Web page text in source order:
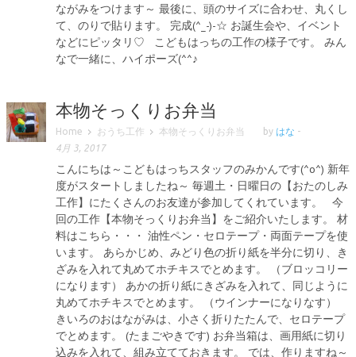
ながみをつけます～ 最後に、頭のサイズに合わせ、丸くし
て、のりで貼ります。 完成(^_-)-☆ お誕生会や、イベント
などにピッタリ♡ こどもはっちの工作の様子です。 みん
なで一緒に、ハイポーズ(^^♪
本物そっくりお弁当
Home おうち工作 本物そっくりお弁当 by はな -
4月 3, 2017
こんにちは～こどもはっちスタッフのみかんです(^o^) 新年
度がスタートしましたね～ 毎週土・日曜日の【おたのしみ
工作】にたくさんのお友達が参加してくれています。 今
回の工作【本物そっくりお弁当】をご紹介いたします。 材
料はこちら・・・ 油性ペン・セロテープ・両面テープを使
います。 あらかじめ、みどり色の折り紙を半分に切り、き
ざみを入れて丸めてホチキスでとめます。 （ブロッコリー
になります） あかの折り紙にきざみを入れて、同じように
丸めてホチキスでとめます。 （ウインナーになりなす）
きいろのおはながみは、小さく折りたたんで、セロテープ
でとめます。 (たまごやきです) お弁当箱は、画用紙に切り
込みを入れて、組み立てておきます。 では、作りますね～